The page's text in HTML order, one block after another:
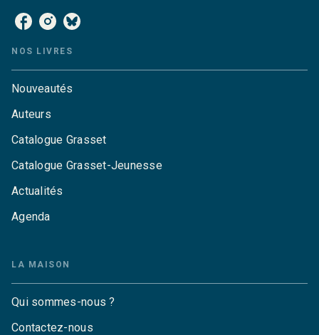
NOS LIVRES
Nouveautés
Auteurs
Catalogue Grasset
Catalogue Grasset-Jeunesse
Actualités
Agenda
LA MAISON
Qui sommes-nous ?
Contactez-nous